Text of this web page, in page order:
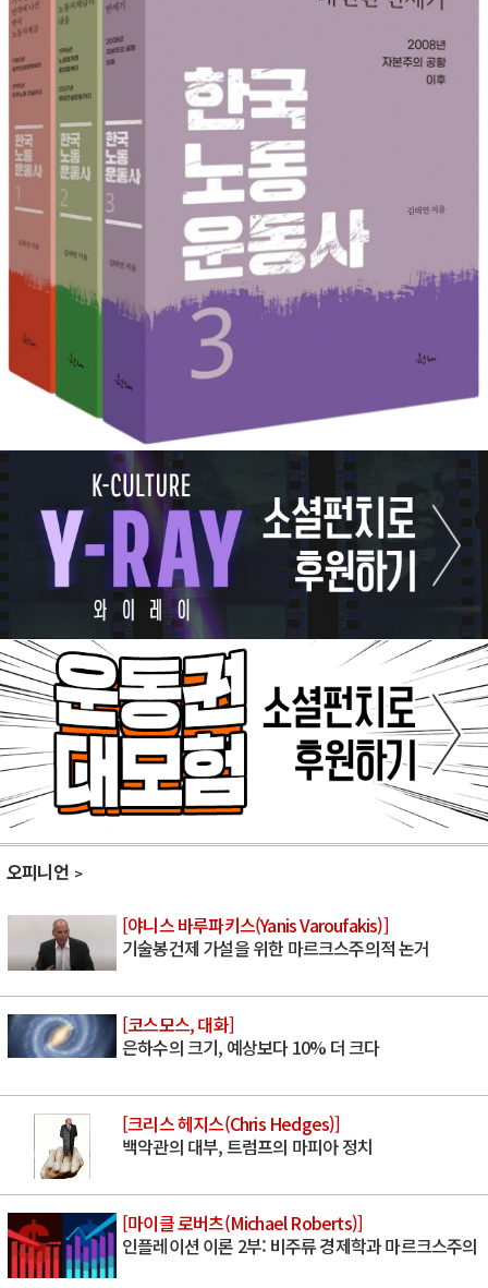
오피니언
[야니스 바루파키스(Yanis Varoufakis)]
기술봉건제 가설을 위한 마르크스주의적 논거
[코스모스, 대화]
은하수의 크기, 예상보다 10% 더 크다
[크리스 헤지스(Chris Hedges)]
백악관의 대부, 트럼프의 마피아 정치
[마이클 로버츠(Michael Roberts)]
인플레이션 이론 2부: 비주류 경제학과 마르크스주의